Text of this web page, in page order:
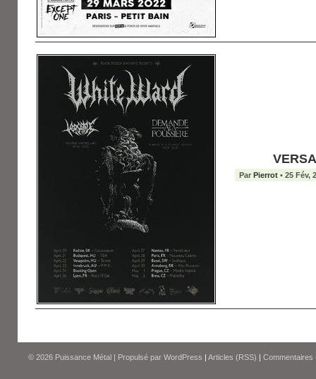
Par Pierrot • 25 Fév,
© 2026 Puissance Métal | Propulsé par WordPress | Articles (RSS) | Commentaires